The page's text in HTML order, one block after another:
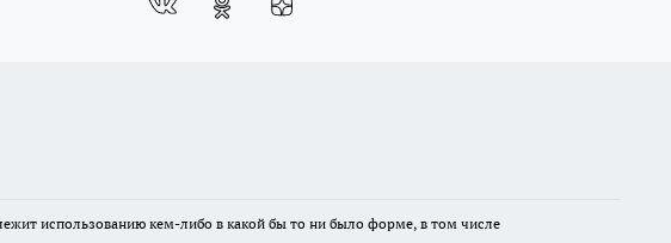
использованию кем-либо в какой бы то ни было форме, в том числе